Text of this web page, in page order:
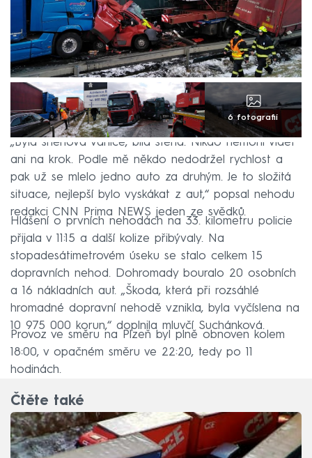
6 fotografií
„Byla sněhová vánice, bílá stěna. Nikdo nemohl vidět
ani na krok. Podle mě někdo nedodržel rychlost a
pak už se mlelo jedno auto za druhým. Je to složitá
situace, nejlepší bylo vyskákat z aut,“ popsal nehodu
redakci CNN Prima NEWS jeden ze svědků.
Hlášení o prvních nehodách na 33. kilometru policie
přijala v 11:15 a další kolize přibývaly. Na
stopadesátimetrovém úseku se stalo celkem 15
dopravních nehod. Dohromady bouralo 20 osobních
a 16 nákladních aut. „Škoda, která při rozsáhlé
hromadné dopravní nehodě vznikla, byla vyčíslena na
10 975 000 korun,“ doplnila mluvčí Suchánková.
Provoz ve směru na Plzeň byl plně obnoven kolem
18:00, v opačném směru ve 22:20, tedy po 11
hodinách.
Čtěte také